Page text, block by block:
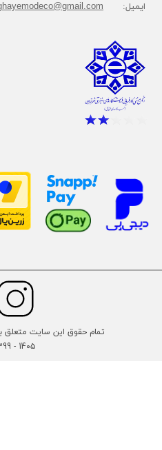
تمام حقوق این سایت متعلق
14۰۵ - 1399
ایمیل: